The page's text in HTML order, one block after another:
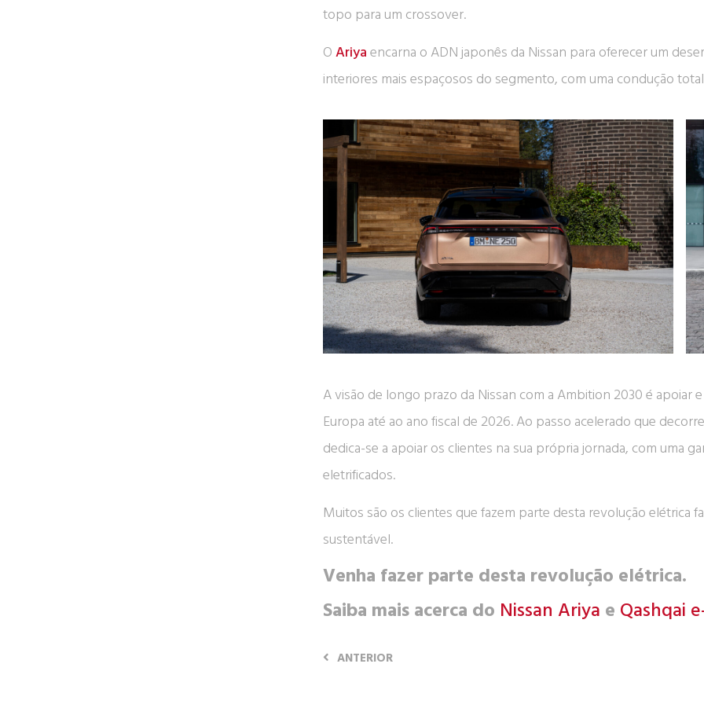
topo para um crossover.
OAriya encarna o ADN japonês da Nissan para oferecer um
interiores mais espaçosos do segmento, com uma condução
A visão de longo prazo da Nissan com a Ambition 2030 é apoiar
Europa até ao ano fiscal de 2026. Ao passo acelerado que
dedica-se a apoiar os clientes na sua própria jornada, com uma
eletrificados.
Muitos são os clientes que fazem parte desta revolução elétrica
sustentável.
Venha fazer parte desta revolução elétrica.
Saiba mais acerca do Nissan Ariya e Qashqai
ANTERIOR